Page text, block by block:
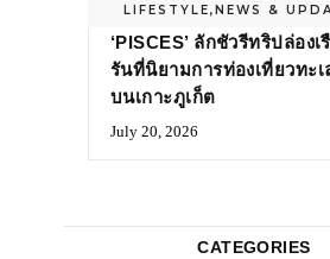
LIFESTYLE, NEWS &
‘PISCES’ ลักชัวรีทริปล่อง
รันที่นิยามการท่องเที่ยวทะ
บนเกาะภูเก็ต
July 20, 2026
CATEGORIES